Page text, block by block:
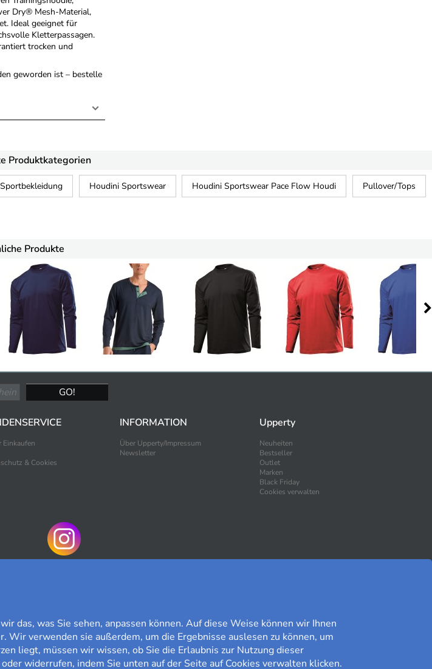
Dry® Mesh-Material,
Ideal geeignet für
Kletterpassagen.
trocken und
geworden ist – bestelle
Produktkategorien
Houdini Sportswear Houdini Sportswear Pace Flow Houdi Pullover/Tops
Produkte
Einkaufen
& Cookies
INFORMATION
Über Upperty/Impressum
Newsletter
Upperty
Neuheiten
Bestseller
Outlet
Marken
Black Friday
Cookies verwalten
Kundomdöme på Prisjakt
das, was Sie sehen, anpassen können. Auf diese Weise können wir Ihnen
verwenden sie außerdem, um die Ergebnisse auslesen zu können, um
liegt, müssen wir wissen, ob Sie die Erlaubnis zur Nutzung dieser
widerrufen, indem Sie unten auf der Seite auf Cookies verwalten klicken.